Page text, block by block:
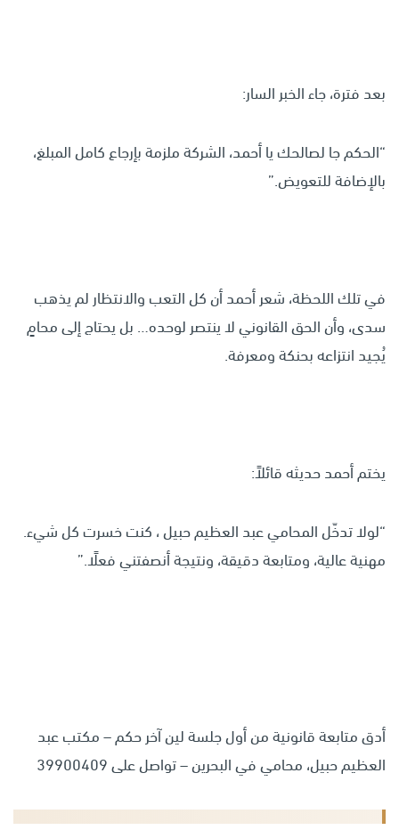
بعد فترة، جاء الخبر السار:
“الحكم جا لصالحك يا أحمد، الشركة ملزمة بإرجاع كامل المبلغ،
بالإضافة للتعويض.”
في تلك اللحظة، شعر أحمد أن كل التعب والانتظار لم يذهب
سدى، وأن الحق القانوني لا ينتصر لوحده… بل يحتاج إلى محامٍ
يُجيد انتزاعه بحنكة ومعرفة.
يختم أحمد حديثه قائلاً:
“لولا تدخّل المحامي عبد العظيم حبيل ، كنت خسرت كل شيء.
مهنية عالية، ومتابعة دقيقة، ونتيجة أنصفتني فعلًا.”
أدق متابعة قانونية من أول جلسة لين آخر حكم – مكتب عبد
العظيم حبيل، محامي في البحرين – تواصل على 39900409